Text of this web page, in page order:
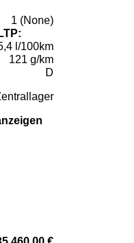
1 (None)
l/100km
121 g/km
D